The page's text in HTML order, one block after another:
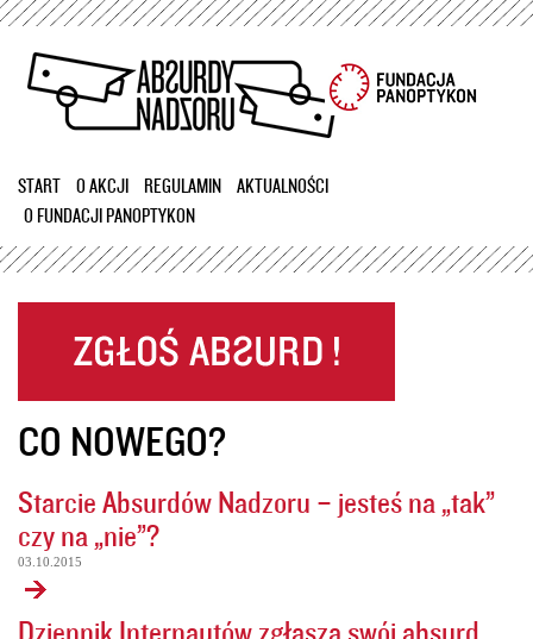
Przejdź
treści
START O AKCJI REGULAMIN
AKTUALNOŚCI
O FUNDACJI PANOPTYKON
CO NOWEGO?
Starcie Absurdów Nadzoru – jesteś na „tak”
czy na „nie”?
03.10.2015
Dziennik Internautów zgłasza swój absurd